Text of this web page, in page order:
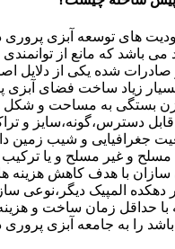
های توسعه آبزی پروری
می باشد که مانع از
شده یکی از دلایل
بسیار زیاد ساخت فضای
بستگی به مساحت و
دسترس،گونه،سایز و
جغرافیایی و شیب زمین
مسلح و غیر مسلح و یا
با هدف کاهش هزینه
دهکده المپیک دیگر،نوعی
حداقل زمان ساخت و
را به جامعه آبزی پروری